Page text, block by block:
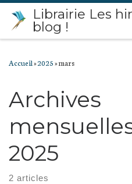
Passer au contenu
Librairie Les
blog !
Accueil»2025»mars
Archives
2025
2 articles